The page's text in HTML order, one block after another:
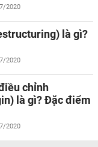
2020
là gì?
2020
chỉnh
là gì? Đặc điểm
2020